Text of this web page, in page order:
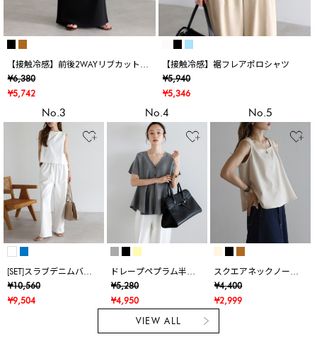
【接触冷感】前後2WAYリブカットワ
ンピース
¥6,380
¥5,742
【接触冷感】裾フレアポロシャツ
¥5,940
¥5,346
No.3
[SET]スラブデニムバッ
クオープンタンクトッ
プ×スラブデニムイージ
¥10,560
¥9,504
No.4
ドレープペプラム半袖
ニットカーデ
¥5,280
¥4,950
No.5
スクエアネックノース
リブラウス
¥4,400
¥2,999
VIEW ALL